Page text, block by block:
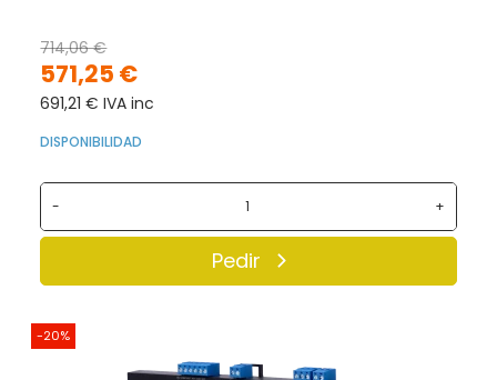
571,25 €
714,06 €
691,21 € IVA inc
DISPONIBILIDAD
- +
Pedir
-20%